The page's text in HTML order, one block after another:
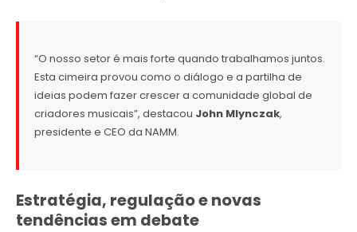
“O nosso setor é mais forte quando trabalhamos juntos.
Esta cimeira provou como o diálogo e a partilha de
ideias podem fazer crescer a comunidade global de
criadores musicais”, destacou John Mlynczak,
presidente e CEO da NAMM.
Estratégia, regulação e novas
tendências em debate